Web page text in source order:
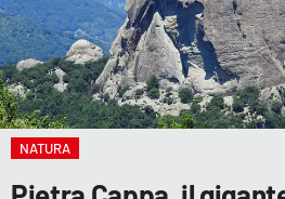
AMBIENTE
SOCIETÀ
CULTURA
NATURA